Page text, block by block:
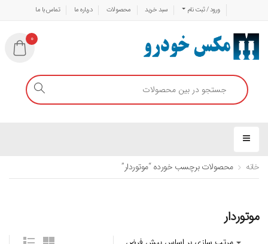
ورود / ثبت نام سبد خرید محصولات درباره ما تماس با ما
0
خانه محصولات برچسب خورده “موتوردار”
موتوردار